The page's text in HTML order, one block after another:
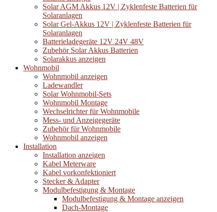
Solar AGM Akkus 12V | Zyklenfeste Batterien für
Solaranlagen
Solar Gel-Akkus 12V | Zyklenfeste Batterien für
Solaranlagen
Batterieladegeräte 12V 24V 48V
Zubehör Solar Akkus Batterien
Solarakkus anzeigen
Wohnmobil
Wohnmobil anzeigen
Ladewandler
Solar Wohnmobil-Sets
Wohnmobil Montage
Wechselrichter für Wohnmobile
Mess- und Anzeigegeräte
Zubehör für Wohnmobile
Wohnmobil anzeigen
Installation
Installation anzeigen
Kabel Meterware
Kabel vorkonfektioniert
Stecker & Adapter
Modulbefestigung & Montage
Modulbefestigung & Montage anzeigen
Dach-Montage